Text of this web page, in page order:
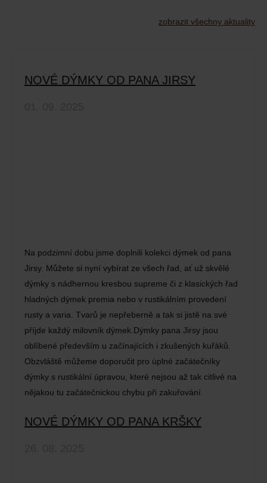
zobrazit všechny aktuality
NOVÉ DÝMKY OD PANA JIRSY
Na podzimní dobu jsme doplnili kolekci dýmek od pana
Jirsy. Můžete si nyní vybírat ze všech řad, ať už skvělé
dýmky s nádhernou kresbou supreme či z klasických řad
hladných dýmek premia nebo v rustikálním provedení
rusty a varia. Tvarů je nepřeberně a tak si jistě na své
příjde každý milovník dýmek.Dýmky pana Jirsy jsou
oblíbené především u začínajících i zkušených kuřáků.
Obzvláště můžeme doporučit pro úplné začátečníky
dýmky s rustikální úpravou, které nejsou až tak citlivé na
nějakou tu začátečnickou chybu při zakuřování.
NOVÉ DÝMKY OD PANA KRŠKY